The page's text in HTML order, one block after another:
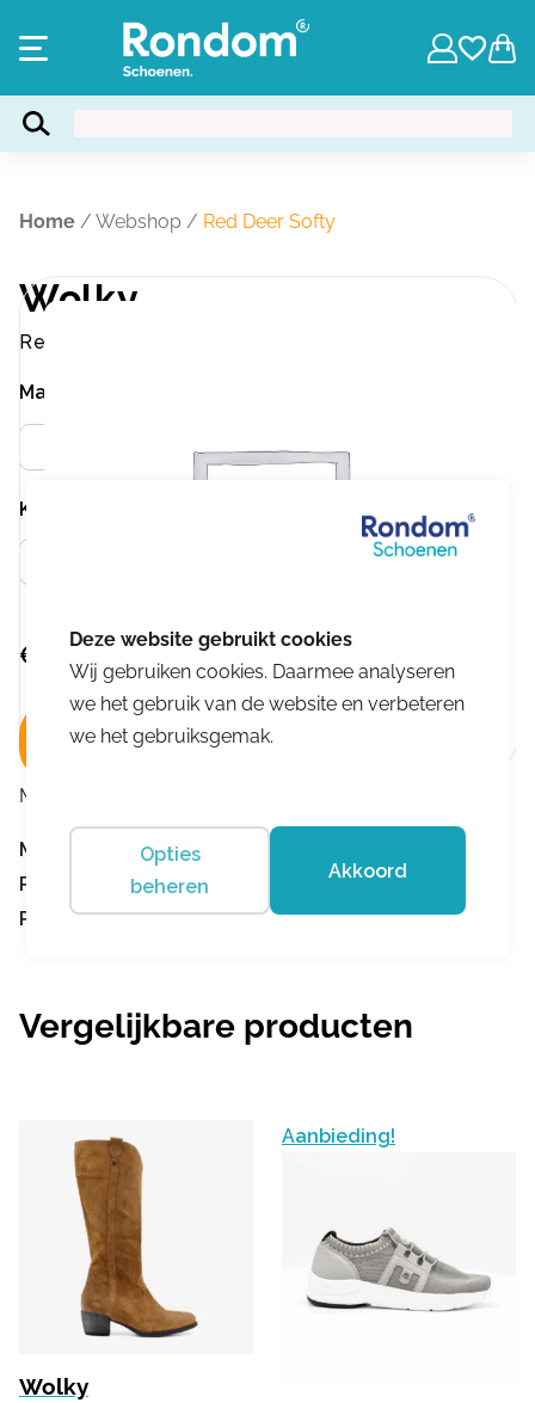
Home / Webshop / Red Deer Softy
Wolky
Red Deer Softy
Kleur
Maat
€ 179,95
In winkelwagen
Merk:
Merk:
Product nummer:756
Product omschrijving:Red Deer Softy
Vergelijkbare producten
Wolky
Aanbieding!
Wij gebruiken cookies. Daarmee analyseren
we het gebruik van de website en verbeteren
we het gebruiksgemak.
Opties
beheren
Akkoord